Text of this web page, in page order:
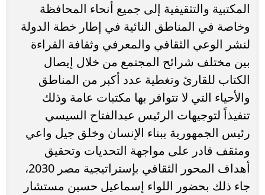
المكتبية والتثقيفية إلى جميع أنحاء المحافظة
وخاصة في المناطق النائية في إطار خطة الدولة
لنشر الوعي الثقافي والمعرفي وثقافة القراءة
بين مختلف شرائح المجتمع من خلال إيصال
الكتاب للقارئ وتغطية عدد أكبر من المناطق
والأحياء التي لا تتوافر بها مكتبات عامة وذلك
تنفيذاً لتوجيهات الرئيس عبدالفتاح السيسي
رئيس الجمهورية ببناء الإنسان وخلق جيل واعي
ومثقف قادر على مواجهة التحديات وتحقيق
أهداف المحور الثقافي بإستراتيجية مصر 2030،
جاء ذلك بحضور اللواء إسماعيل حسين مستشار